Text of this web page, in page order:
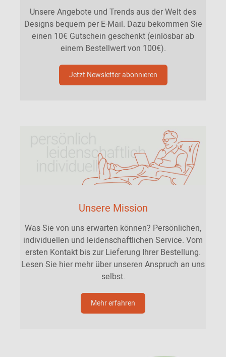
Unsere Angebote und Trends aus der Welt des
Designs bequem per E-Mail. Dazu bekommen Sie
einen 10€ Gutschein geschenkt (einlösbar ab
einem Bestellwert von 100€).
Jetzt Newsletter abonnieren
Unsere Mission
Was Sie von uns erwarten können? Persönlichen,
individuellen und leidenschaftlichen Service. Vom
ersten Kontakt bis zur Lieferung Ihrer Bestellung.
Lesen Sie hier mehr über unseren Anspruch an uns
selbst.
Mehr erfahren